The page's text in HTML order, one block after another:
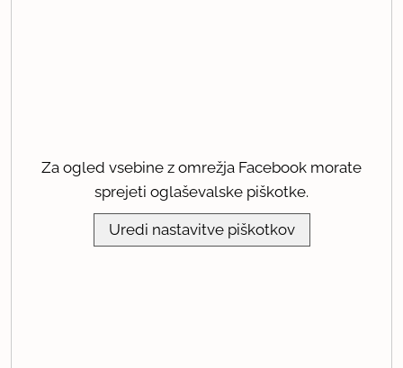
Za ogled vsebine z omrežja Facebook morate
sprejeti oglaševalske piškotke.
Uredi nastavitve piškotkov